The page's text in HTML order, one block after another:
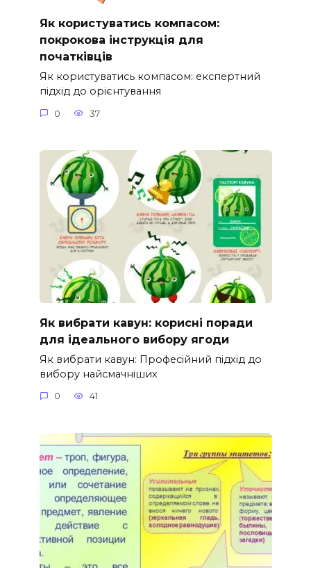
Як користуватись компасом:
покрокова інструкція для
початківців
Як користуватись компасом: експертний
підхід до орієнтування
0 37
Як вибрати кавун: корисні поради
для ідеального вибору ягоди
Як вибрати кавун: Професійний підхід до
вибору найсмачніших
0 41